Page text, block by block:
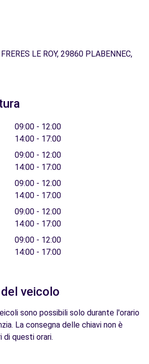
LE ROY, 29860 PLABENNEC,
09:00 - 12:00
14:00 - 17:00
09:00 - 12:00
14:00 - 17:00
09:00 - 12:00
14:00 - 17:00
09:00 - 12:00
14:00 - 17:00
09:00 - 12:00
14:00 - 17:00
veicolo
sono possibili solo durante l'orario
La consegna delle chiavi non è
di questi orari.